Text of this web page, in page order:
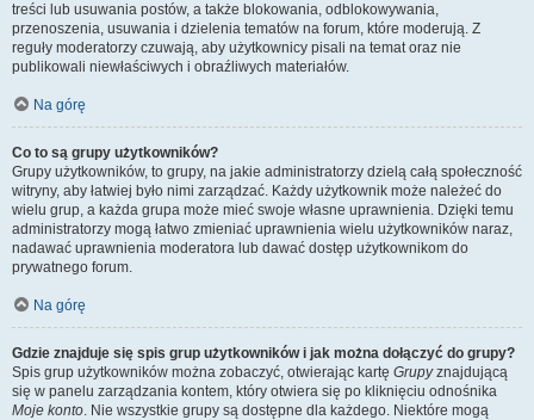
treści lub usuwania postów, a także blokowania, odblokowywania,
przenoszenia, usuwania i dzielenia tematów na forum, które moderują. Z
reguły moderatorzy czuwają, aby użytkownicy pisali na temat oraz nie
publikowali niewłaściwych i obraźliwych materiałów.
Na górę
Co to są grupy użytkowników?
Grupy użytkowników, to grupy, na jakie administratorzy dzielą całą społeczność
witryny, aby łatwiej było nimi zarządzać. Każdy użytkownik może należeć do
wielu grup, a każda grupa może mieć swoje własne uprawnienia. Dzięki temu
administratorzy mogą łatwo zmieniać uprawnienia wielu użytkowników naraz,
nadawać uprawnienia moderatora lub dawać dostęp użytkownikom do
prywatnego forum.
Na górę
Gdzie znajduje się spis grup użytkowników i jak można dołączyć do grupy?
Spis grup użytkowników można zobaczyć, otwierając kartę Grupyznajdującą
się w panelu zarządzania kontem, który otwiera się po kliknięciu odnośnika
Moje konto. Nie wszystkie grupy są dostępne dla każdego. Niektóre mogą